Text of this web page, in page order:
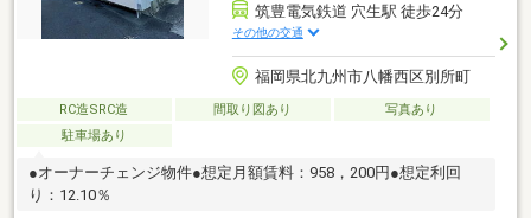
筑豊電気鉄道 穴生駅 徒歩24分
その他の交通
福岡県北九州市八幡西区別所町
RC造SRC造 間取り図あり
写真あり
駐車場あり
●オーナーチェンジ物件●想定月額賃料：958，200円●想定利回
り：12.10％